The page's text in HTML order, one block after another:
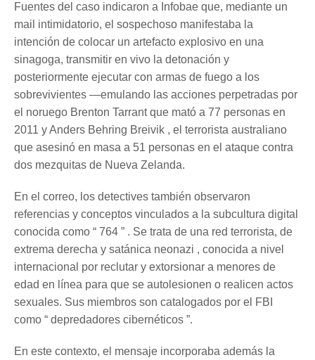
Fuentes del caso indicaron a Infobae que, mediante un
mail intimidatorio, el sospechoso manifestaba la
intención de colocar un artefacto explosivo en una
sinagoga, transmitir en vivo la detonación y
posteriormente ejecutar con armas de fuego a los
sobrevivientes —emulando las acciones perpetradas por
el noruego Brenton Tarrant que mató a 77 personas en
2011 y Anders Behring Breivik , el terrorista australiano
que asesinó en masa a 51 personas en el ataque contra
dos mezquitas de Nueva Zelanda.
En el correo, los detectives también observaron
referencias y conceptos vinculados a la subcultura digital
conocida como “ 764 ” . Se trata de una red terrorista, de
extrema derecha y satánica neonazi , conocida a nivel
internacional por reclutar y extorsionar a menores de
edad en línea para que se autolesionen o realicen actos
sexuales. Sus miembros son catalogados por el FBI
como “ depredadores cibernéticos ”.
En este contexto, el mensaje incorporaba además la